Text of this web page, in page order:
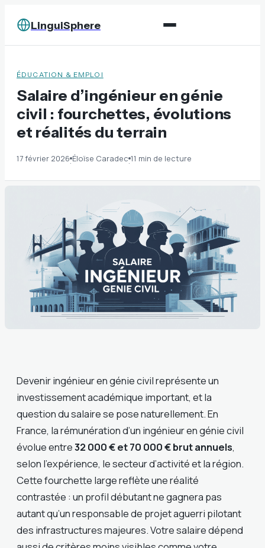
LinguiSphere
ÉDUCATION & EMPLOI
Salaire d’ingénieur en génie
civil : fourchettes, évolutions
et réalités du terrain
17 février 2026·Éloïse Caradec·11 min de lecture
Devenir ingénieur en génie civil représente un
investissement académique important, et la
question du salaire se pose naturellement. En
France, la rémunération d’un ingénieur en génie civil
évolue entre32 000 € et 70 000 € brut annuels,
selon l’expérience, le secteur d’activité et la région.
Cette fourchette large reflète une réalité
contrastée : un profil débutant ne gagnera pas
autant qu’un responsable de projet aguerri pilotant
des infrastructures majeures. Votre salaire dépend